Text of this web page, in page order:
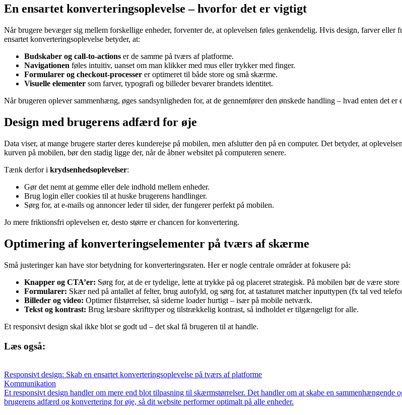
En ensartet konverteringsoplevelse – hvorfor det er vigtigt
Når brugere bevæger sig mellem forskellige enheder, forventer de, at oplevelsen føles genkendelig. Hvis design, farver
ensartet konverteringsoplevelse betyder, at:
Budskaber og call-to-actions er de samme på tværs af platforme.
Navigationen føles intuitiv, uanset om man klikker med mus eller trykker med finger.
Formularer og checkout-processer er optimeret til både store og små skærme.
Visuelle elementer som farver, typografi og billeder bevarer brandets identitet.
Når brugeren oplever sammenhæng, øges sandsynligheden for, at de gennemfører den ønskede handling – hvad enten det
Design med brugerens adfærd for øje
Data viser, at mange brugere starter deres kunderejse på mobilen, men afslutter den på en computer. Det betyder, at
kurven på mobilen, bør den stadig ligge der, når de åbner websitet på computeren senere.
Tænk derfor i krydsenhedsoplevelser:
Gør det nemt at gemme eller dele indhold mellem enheder.
Brug login eller cookies til at huske brugerens handlinger.
Sørg for, at e-mails og annoncer leder til sider, der fungerer perfekt på mobilen.
Jo mere friktionsfri oplevelsen er, desto større er chancen for konvertering.
Optimering af konverteringselementer på tværs af skærme
Små justeringer kan have stor betydning for konverteringsraten. Her er nogle centrale områder at fokusere på:
Knapper og CTA’er: Sørg for, at de er tydelige, lette at trykke på og placeret strategisk. På mobilen bør de være
Formularer: Skær ned på antallet af felter, brug autofyld, og sørg for, at tastaturet matcher inputtypen (fx tal ved
Billeder og video: Optimer filstørrelser, så siderne loader hurtigt – især på mobile netværk.
Tekst og kontrast: Brug læsbare skrifttyper og tilstrækkelig kontrast, så indholdet er tilgængeligt for alle.
Et responsivt design skal ikke blot se godt ud – det skal få brugeren til at handle.
Læs også:
Responsivt design: Skab en ensartet konverteringsoplevelse på tværs af platforme
Kommunikation
Et responsivt design handler om mere end blot tilpasning til skærmstørrelser. Det handler om at skabe en
brugerens adfærd og konvertering for øje, så dit website performer optimalt på alle enheder.